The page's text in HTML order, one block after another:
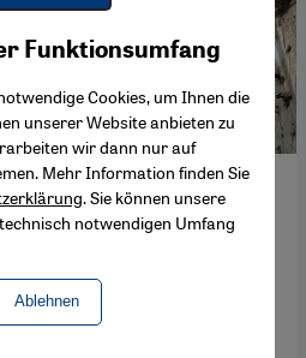
Einschusslöchern übersätes
Grünen Linie in Beirut, April
| M. Naamani)
Ausbruch prägt
immer den Libanon.
Funktionsumfang
Cookies, um Ihnen die
unserer Website anbieten zu
wir dann nur auf
Mehr Information finden Sie
. Sie können unsere
notwendigen Umfang
Ablehnen